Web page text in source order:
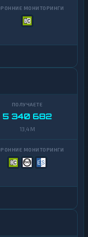
5 340 682
13,4 M